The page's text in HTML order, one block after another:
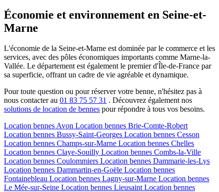
Économie et environnement en Seine-et-
Marne
L'économie de la Seine-et-Marne est dominée par le commerce et les
services, avec des pôles économiques importants comme Marne-la-
Vallée. Le département est également le premier d'Île-de-France par
sa superficie, offrant un cadre de vie agréable et dynamique.
Pour toute question ou pour réserver votre benne, n'hésitez pas à
nous contacter au 01 83 75 57 31 . Découvrez également nos
solutions de location de bennes pour répondre à tous vos besoins.
Location bennesAvon Location bennes Brie-Comte-Robert
Location bennes Bussy-Saint-Georges Location bennes Cesson
Location bennes Champs-sur-Marne Location bennes Chelles
Location bennes Claye-Souilly Location bennes Combs-la-Ville
Location bennes Coulommiers Location bennes Dammarie-les-Lys
Location bennes Dammartin-en-Goële Location bennes
Fontainebleau Location bennes Lagny-sur-Marne Location bennes
Le Mée-sur-Seine Location bennes Lieusaint Location bennes